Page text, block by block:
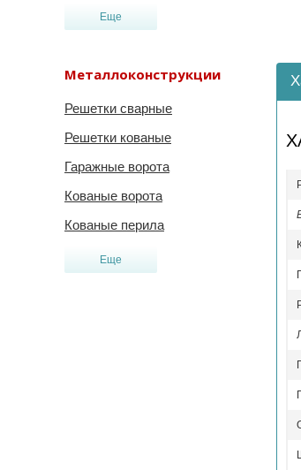
Еще
Металлоконструкции
Решетки сварные
Решетки кованые
Гаражные ворота
Кованые ворота
Кованые перила
Еще